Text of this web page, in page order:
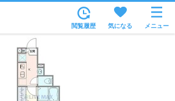
沿線・駅から
住所から
家賃相場から
閲覧履歴 気になる メニュー